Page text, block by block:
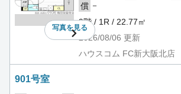
写真を見る
償 －
9階 / 1R / 22.77㎡
2026/08/06 更新
ハウスコム FC新大阪北店
901号室